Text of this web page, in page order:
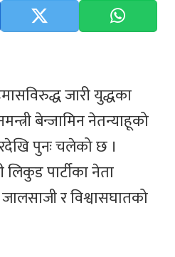
जारी युद्धका
बेन्जामिन नेतन्याहूको
पुनः चलेको छ ।
पार्टीका नेता
र विश्वासघातको